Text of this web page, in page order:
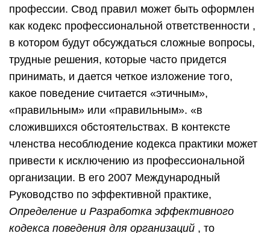
профессии. Свод правил может быть оформлен
как кодекс профессиональной ответственности ,
в котором будут обсуждаться сложные вопросы,
трудные решения, которые часто придется
принимать, и дается четкое изложение того,
какое поведение считается «этичным»,
«правильным» или «правильным». «в
сложившихся обстоятельствах. В контексте
членства несоблюдение кодекса практики может
привести к исключению из профессиональной
организации. В его 2007 Международный
Руководство по эффективной практике,
Определение и Разработка эффективного
кодекса поведения для организаций , то